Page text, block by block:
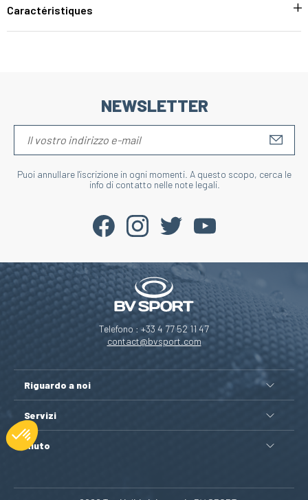
Caractéristiques
NEWSLETTER
Puoi annullare l'iscrizione in ogni momenti. A questo scopo, cerca le
info di contatto nelle note legali.
Telefono : +33 4 77 52 11 47
contact@bvsport.com
Riguardo a noi
Servizi
Aiuto